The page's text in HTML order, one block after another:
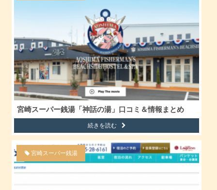
宮崎スーパー銭湯「神話の湯」口コミ＆情報まとめ
続きを読む
宮崎スーパー銭湯